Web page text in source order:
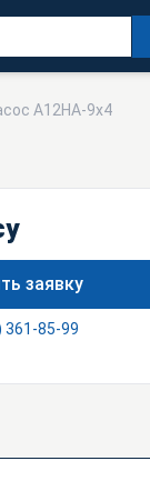
А12НА-9х4
заявку
361-85-99